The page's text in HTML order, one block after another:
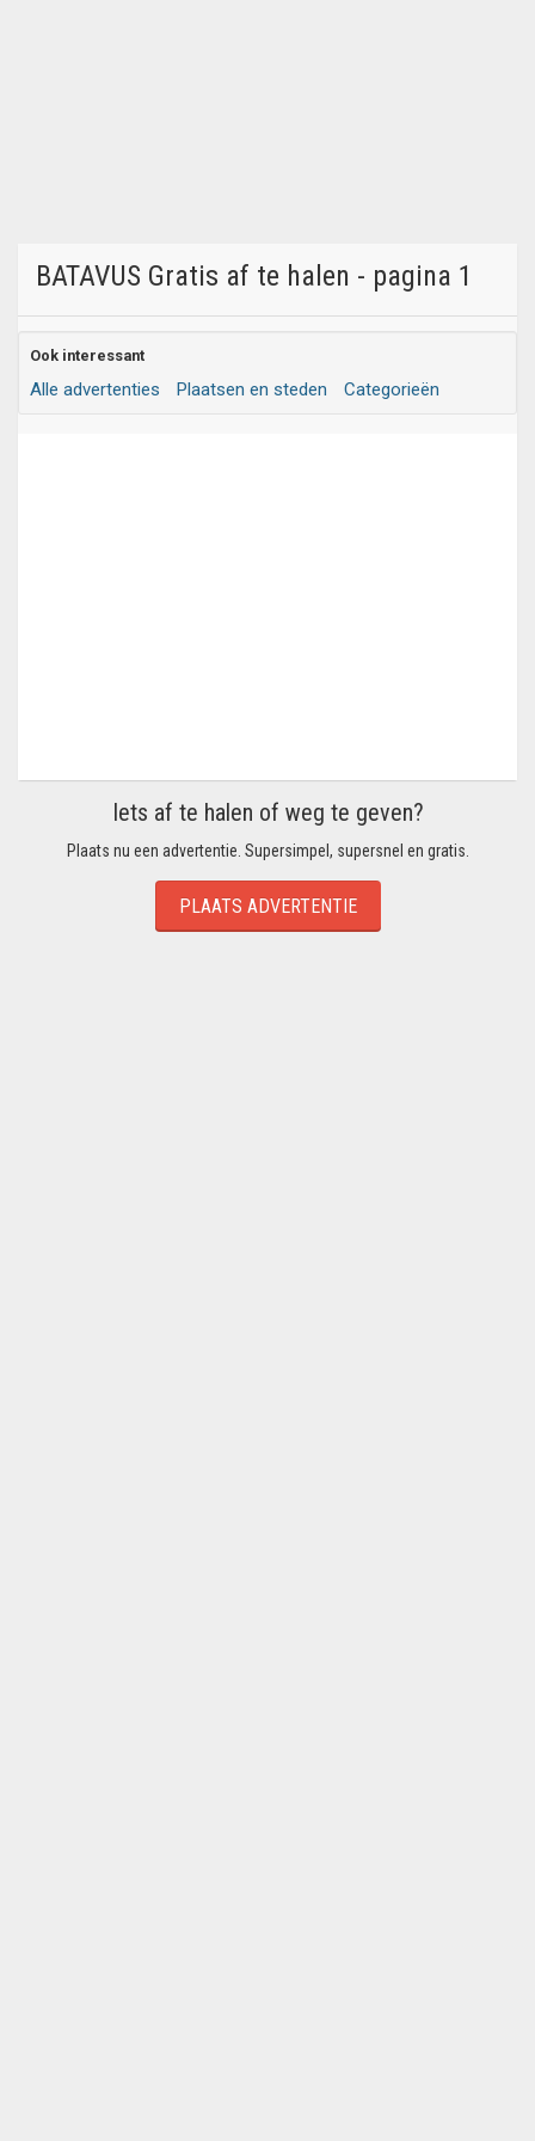
BATAVUS Gratis af te halen - pagina 1
Ook interessant
Alle advertenties Plaatsen en steden Categorieën
Iets af te halen of weg te geven?
Plaats nu een advertentie. Supersimpel, supersnel en gratis.
PLAATS ADVERTENTIE